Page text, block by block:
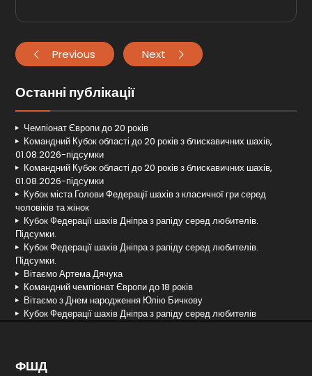
Previous Next
Останні публікації
Чемпіонат Європи до 20 років
Командний Кубок області до 20 років з блискавичних шахів,
01.08.2026-підсумки
Командний Кубок області до 20 років з блискавичних шахів,
01.08.2026-підсумки
Кубок міста Голови Федерації шахів з класичної гри серед
чоловіків та жінок
Кубок Федерації шахів Дніпра з рапіду серед любителів.
Підсумки.
Кубок Федерації шахів Дніпра з рапіду серед любителів.
Підсумки.
Вітаємо Артема Дячука
Командний чемпіонат Європи до 18 років
Вітаємо з Днем народження Юлію Бичкову
Кубок Федерації шахів Дніпра з рапіду серед любителів
ФШД